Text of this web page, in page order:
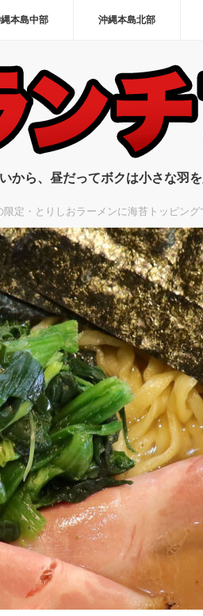
本島中部 沖縄本島北部
から、昼だってボクは小さな羽
限定・とりしおラーメンに海苔トッピング